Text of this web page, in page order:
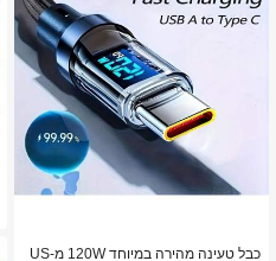
כבל טעינה מהירה במיוחד 120W מ-US